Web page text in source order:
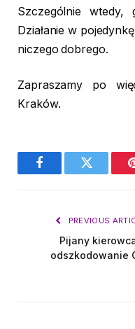
Szczególnie
Działanie w
niczego dobrego.
Zapraszamy po
Kraków.
FacebookTwitter
PREVIOUS
Pijany
odszkodowanie